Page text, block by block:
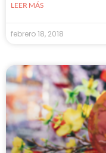
LEER MÁS
febrero 18, 2018